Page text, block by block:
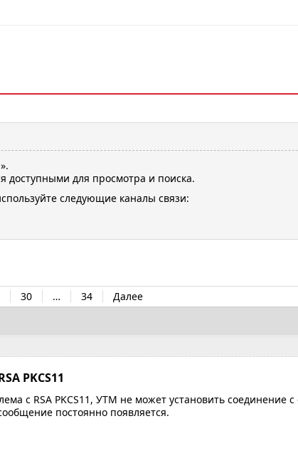
для просмотра и поиска.
следующие каналы связи:
30 … 34 Далее
PKCS11
с RSA PKCS11, УТМ не может установить
постоянно появляется.